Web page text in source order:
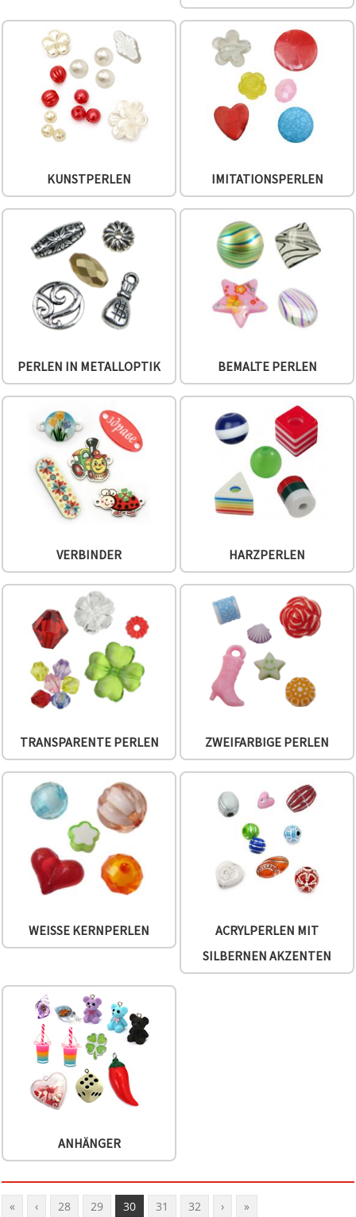
jederzeit
widerrufen.
Impressum
Datenschutzerklärung
Richtlinie
Cookie-
Einstellungen
KUNSTPERLEN IMITATIONSPERLEN
PERLEN IN METALLOPTIK BEMALTE PERLEN
VERBINDER HARZPERLEN
TRANSPARENTE PERLEN ZWEIFARBIGE PERLEN
WEISSE KERNPERLEN
ACRYLPERLEN MIT
SILBERNEN AKZENTEN
ANHÄNGER
« ‹ 28 29 30 31 32 › »